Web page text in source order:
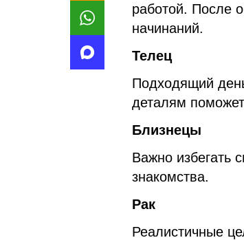
работой. После
начинаний.
Телец
Подходящий
деталям
Близнецы
Важно избегать
знакомства.
Рак
Реалистичные